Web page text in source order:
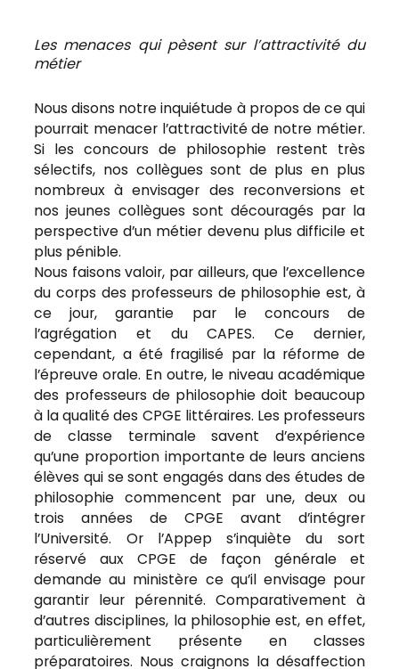
Les menaces qui pèsent sur l’attractivité du
métier
Nous disons notre inquiétude à propos de ce qui
pourrait menacer l’attractivité de notre métier.
Si les concours de philosophie restent très
sélectifs, nos collègues sont de plus en plus
nombreux à envisager des reconversions et
nos jeunes collègues sont découragés par la
perspective d’un métier devenu plus difficile et
plus pénible.
Nous faisons valoir, par ailleurs, que l’excellence
du corps des professeurs de philosophie est, à
ce jour, garantie par le concours de
l’agrégation et du CAPES. Ce dernier,
cependant, a été fragilisé par la réforme de
l’épreuve orale. En outre, le niveau académique
des professeurs de philosophie doit beaucoup
à la qualité des CPGE littéraires. Les professeurs
de classe terminale savent d’expérience
qu’une proportion importante de leurs anciens
élèves qui se sont engagés dans des études de
philosophie commencent par une, deux ou
trois années de CPGE avant d’intégrer
l’Université. Or l’Appep s’inquiète du sort
réservé aux CPGE de façon générale et
demande au ministère ce qu’il envisage pour
garantir leur pérennité. Comparativement à
d’autres disciplines, la philosophie est, en effet,
particulièrement présente en classes
préparatoires. Nous craignons la désaffection